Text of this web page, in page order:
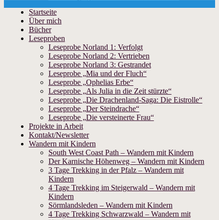
Skip
content
Startseite
Über mich
Bücher
Leseproben
Leseprobe Norland 1: Verfolgt
Leseprobe Norland 2: Vertrieben
Leseprobe Norland 3: Gestrandet
Leseprobe „Mia und der Fluch“
Leseprobe „Ophelias Erbe“
Leseprobe „Als Julia in die Zeit stürzte“
Leseprobe „Die Drachenland-Saga: Die Eistrolle“
Leseprobe „Der Steindrache“
Leseprobe „Die versteinerte Frau“
Projekte in Arbeit
Kontakt/Newsletter
Wandern mit Kindern
South West Coast Path – Wandern mit Kindern
Der Karnische Höhenweg – Wandern mit Kindern
3 Tage Trekking in der Pfalz – Wandern mit
Kindern
4 Tage Trekking im Steigerwald – Wandern mit
Kindern
Sörmlandsleden – Wandern mit Kindern
4 Tage Trekking Schwarzwald – Wandern mit